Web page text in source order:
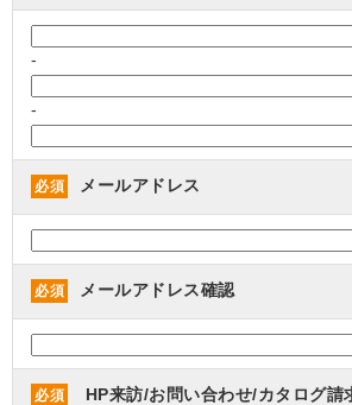
-
-
必須 メールアドレス
必須 メールアドレス確認
必須
HP来訪/お問い合わせ/カタログ請